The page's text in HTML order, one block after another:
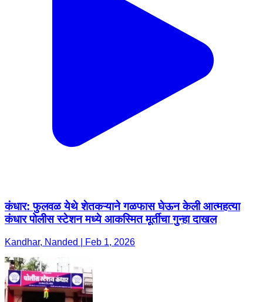
कंधार: फुलवळ येथे शेतकऱ्याने गळफास घेऊन केली आत्महत्या
कंधार पोलीस स्टेशन मध्ये आकस्मित मूर्तीचा गुन्हा दाखल
Kandhar, Nanded | Feb 1, 2026